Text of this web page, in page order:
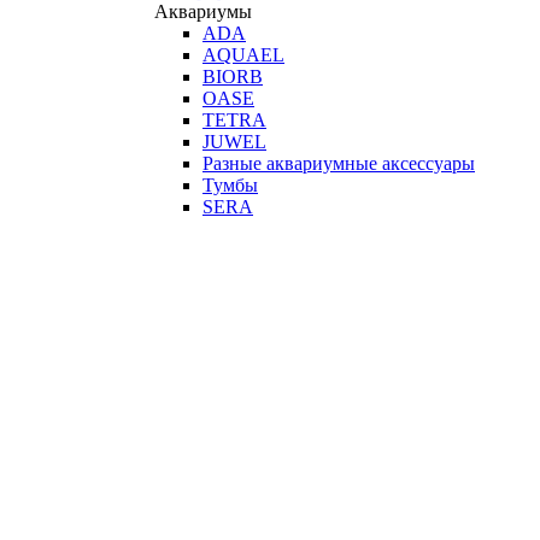
Аквариумы
ADA
AQUAEL
BIORB
OASE
TETRA
JUWEL
Разные аквариумные аксессуары
Тумбы
SERA